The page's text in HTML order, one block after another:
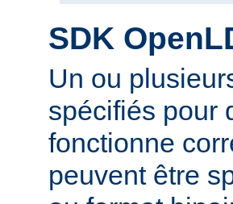
SDK
Un ou
spécifiés pour
fonctionne
peuvent être